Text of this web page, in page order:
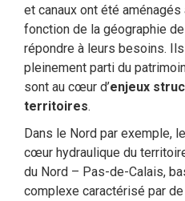
et canaux ont été
fonction de la géographie
répondre à leurs besoins. Ils
pleinement parti du
sont au cœur d’enjeux
territoires.
Dans le Nord par exemple,
cœur hydraulique du
du Nord – Pas-de-Calais,
complexe caractérisé par